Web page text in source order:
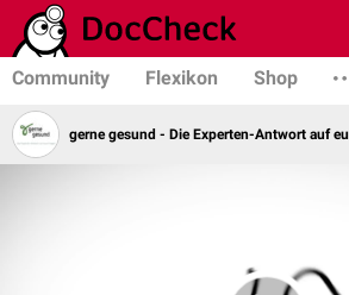
Community Flexikon Shop